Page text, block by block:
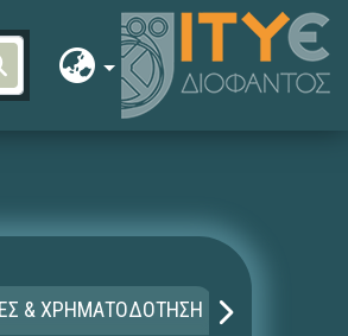
& ΧΡΗΜΑΤΟΔΟΤΗΣΗ